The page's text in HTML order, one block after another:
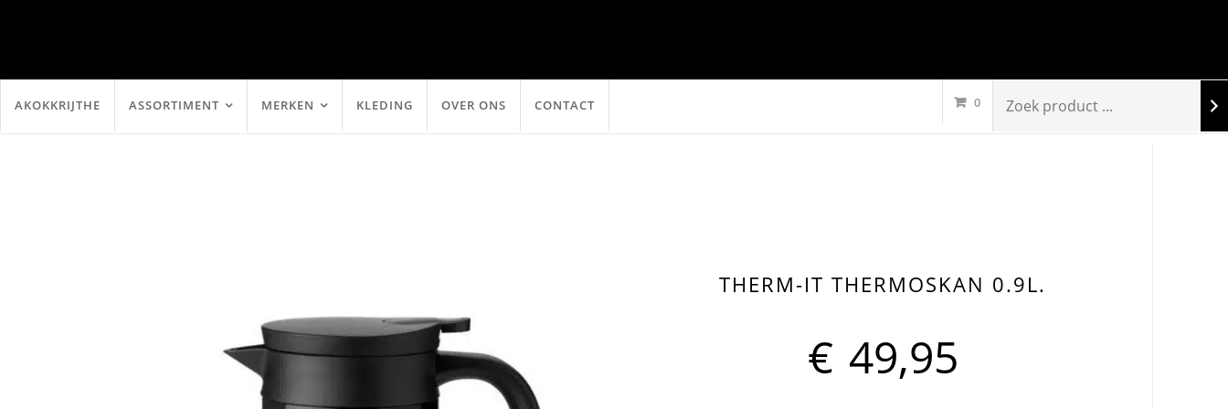
AKOKKRIJTHE ASSORTIMENT MERKEN KLEDING OVER ONS CONTACT 0
THERM-IT THERMOSKAN 0.9L.
€ 49,95